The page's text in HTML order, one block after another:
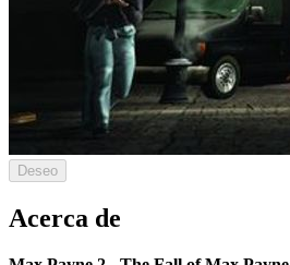
Deseo
Acerca de